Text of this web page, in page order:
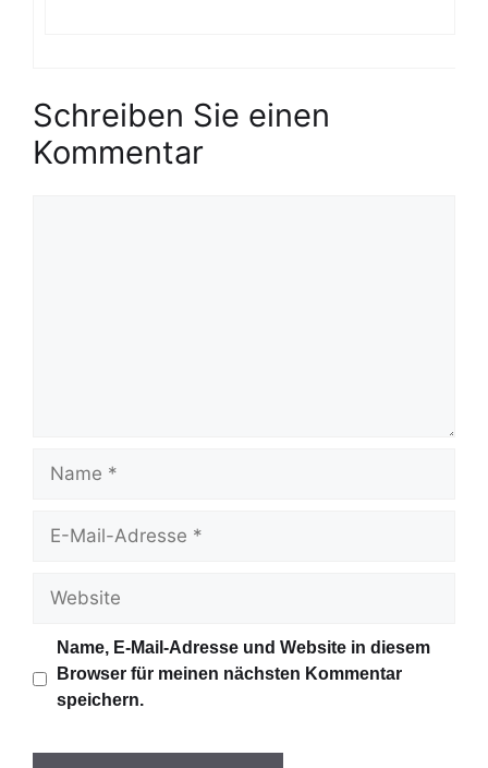
Schreiben Sie einen
Kommentar
-
r
i
Name, E-Mail-Adresse und Website in diesem
Browser für meinen nächsten Kommentar
speichern.